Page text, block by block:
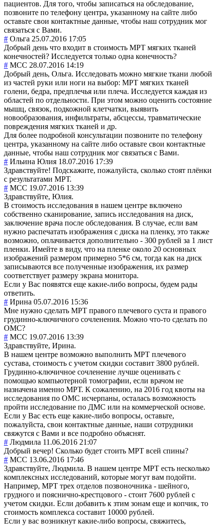
пациентов. Для того, чтобы записаться на обследование,
позвоните по телефону центра, указанному на сайте либо
оставьте свои контактные данные, чтобы наш сотрудник мог
связаться с Вами.
# Ольга 25.07.2016 17:05
Добрый день что входит в стоимость МРТ мягких тканей
конечностей? Исследуется только одна конечность?
# MCC 28.07.2016 14:19
Добрый день, Ольга. Исследовать можно мягкие ткани любой
из частей руки или ноги на выбор: МРТ мягких тканей
голени, бедра, предплечья или плеча. Исследуется каждая из
областей по отдельности. При этом можно оценить состояние
мышц, связок, подкожной клетчатки, выявить
новообразования, инфильтраты, абсцессы, травматические
повреждения мягких тканей и др.
Для более подробной консультации позвоните по телефону
центра, указанному на сайте либо оставьте свои контактные
данные, чтобы наш сотрудник мог связаться с Вами.
# Ильина Юлия 18.07.2016 17:39
Здравствуйте! Подскажите, пожалуйста, сколько стоят плёнки
с результатами МРТ.
# MCC 19.07.2016 13:39
Здравствуйте, Юлия.
В стоимость исследования в нашем центре включено
собственно сканирование, запись исследования на диск,
заключение врача после обследования. В случае, если вам
нужно распечатать изображения с диска на пленку, это также
возможно, оплачивается дополнительно - 300 рублей за 1 лист
пленки. Имейте в виду, что на пленке около 20 основных
изображений размером примерно 5*6 см, тогда как на диск
записываются все полученные изображения, их размер
соответствует размеру экрана монитора.
Если у Вас появятся еще какие-либо вопросы, будем рады
ответить.
# Ирина 05.07.2016 15:36
Мне нужно сделать МРТ правого плечевого суста и правого
грудинно-ключичного сочленения. Можно что-то сделать по
ОМС?
# MCC 19.07.2016 13:39
Здравствуйте, Ирина.
В нашем центре возможно выполнить МРТ плечевого
сустава, стоимость с учетом скидки составит 3800 рублей.
Грудинно-ключичное сочленение лучше оценивать с
помощью компьютерной томографии, если врачом не
назначена именно МРТ. К сожалению, на 2016 год квоты на
исследования по ОМС исчерпаны, осталась возможность
пройти исследование по ДМС или на коммерческой основе.
Если у Вас есть еще какие-либо вопросы, оставьте,
пожалуйста, свои контактные данные, наши сотрудники
свяжутся с Вами и все подробно объяснят.
# Людмила 11.06.2016 21:07
Добрый вечер! Сколько будет стоить МРТ всей спины?
# MCC 13.06.2016 17:46
Здравствуйте, Людмила. В нашем центре МРТ есть несколько
комплексных исследований, которые могут вам подойти.
Например, МРТ трех отделов позвоночника - шейного,
грудного и пояснично-крестцового - стоит 7600 рублей с
учетом скидки. Если добавить к зтим зонам еще и копчик, то
стоимость комплекса составит 10000 рублей.
Если у вас возникнут какие-либо вопросы, свяжитесь,